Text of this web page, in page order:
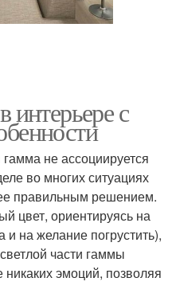
интерьере с
не ассоциируется
во многих ситуациях
правильным решением.
цвет, ориентируясь на
на желание погрустить),
части гаммы
эмоций, позволяя